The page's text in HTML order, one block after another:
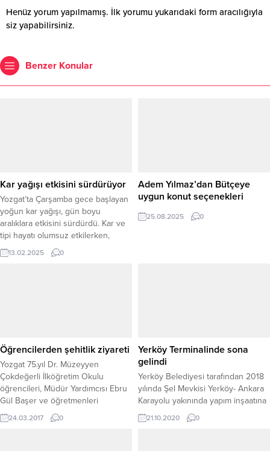
Henüz yorum yapılmamış. İlk yorumu yukarıdaki form aracılığıyla
siz yapabilirsiniz.
Benzer Konular
Kar yağışı etkisini sürdürüyor
Yozgat’ta Çarşamba gece başlayan
yoğun kar yağışı, gün boyu
aralıklara etkisini sürdürdü. Kar ve
tipi hayatı olumsuz etkilerken,
sabah araçları ile işe gidecek olan
vatandaşlar önce araçlarının
13.02.2025 0
Adem Yılmaz’dan Bütçeye
uygun konut seçenekleri
25.08.2025 0
Öğrencilerden şehitlik ziyareti
Yozgat 75.yıl Dr. Müzeyyen
Çokdeğerli İlköğretim Okulu
öğrencileri, Müdür Yardımcısı Ebru
Gül Başer ve öğretmenleri
gözetiminde Yozgat Şehitliğini
ziyaret ederek dua okudu.
24.03.2017 0
Yerköy Terminalinde sona
gelindi
Yerköy Belediyesi tarafından 2018
yılında Şel Mevkisi Yerköy- Ankara
Karayolu yakınında yapım inşaatına
başlanılan Yerköy Şehirlerarası
Otobüs Terminali Belediye Başkanı
21.10.2020 0